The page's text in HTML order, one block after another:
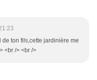
de ton fils,cette jardinière me
<br /> <br />